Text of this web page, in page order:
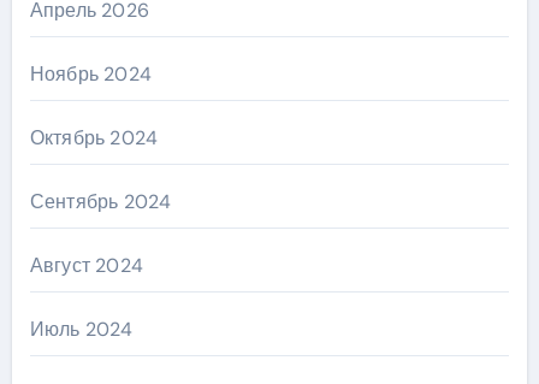
Апрель 2026
Ноябрь 2024
Октябрь 2024
Сентябрь 2024
Август 2024
Июль 2024